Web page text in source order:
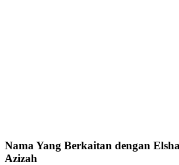
Nama Yang Berkaitan dengan
Azizah